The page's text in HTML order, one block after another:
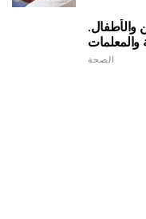
والأطفال.
والمعلمات
الصحة